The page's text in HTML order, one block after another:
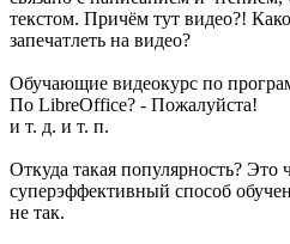
текстом. Причём тут видео?!
запечатлеть на видео?
Обучающие видеокурс по
По LibreOffice? - Пожалуйста!
и т. д. и т. п.
Откуда такая популярность? Это
суперэффективный способ
не так.